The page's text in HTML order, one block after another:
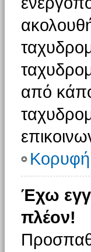
από
Κορυφή
Έχω
πλέον!